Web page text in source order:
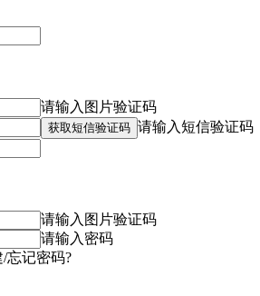
请输入图片验证码
获取短信验证码 请输入短信验证码
请输入图片验证码
请输入密码
/忘记密码?